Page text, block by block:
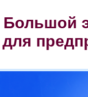
Большой
для